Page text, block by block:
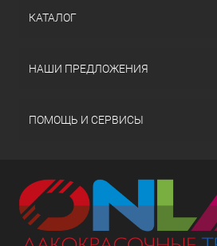
КАТАЛОГ
НАШИ ПРЕДЛОЖЕНИЯ
ПОМОЩЬ И СЕРВИСЫ